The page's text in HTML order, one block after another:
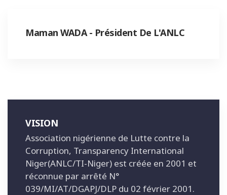
Maman WADA - Président De L'ANLC
VISION
Association nigérienne de Lutte contre la
Corruption, Transparency International
Niger(ANLC/TI-Niger) est créée en 2001 et
réconnue par arrêté N°
039/MI/AT/DGAPJ/DLP du 02 février 2001.